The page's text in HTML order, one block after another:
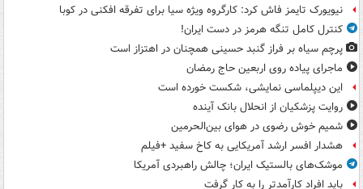
نیویورک تایمز فاش کرد: کارگروه ویژه سیا برای تفرقه افکنی در کوبا
کنترل کامل تنگه هرمز در دست ایران!
پرچم سیاه بر فراز گنبد حسینی همچنان در اهتزاز است
ماجرای پیاده روی اربعین حاج رمضان
این دیپلماسی نمایشی، شکست خورده است
روایت پزشکیان از انحلال بانک آینده
شمیم خوش رضوی در هوای بین‌الحرمین
هشدار افسر ارشد آمریکایی به کاخ سفید +فیلم
موشک‌های بالستیک ایران؛ چالش راهبردی آمریکا
باید افراد کارآمدتر را به کار گرفت